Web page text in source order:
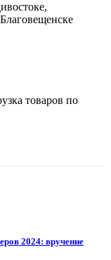
товаров по
2024: вручение